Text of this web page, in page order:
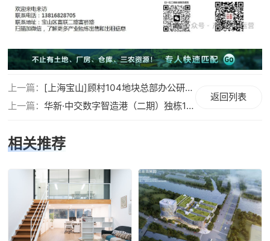
上一篇： [上海宝山]顾村104地块总部办公研发楼出租|全玻璃幕墙，电梯直达地下车库，带楼顶花园
上一篇：华新·中交数字智造港（二期）独栋1300，2050，2058，2478㎡出售
返回列表
相关推荐